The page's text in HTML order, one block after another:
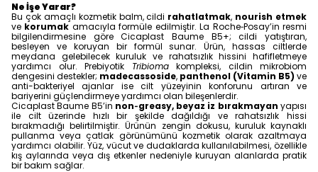
Ne İşe Yarar?
Bu çok amaçlı kozmetik balm, cildi rahatlatmak, nourish etmek
ve korumak amacıyla formüle edilmiştir. La Roche‑Posay’in resmi
bilgilendirmesine göre Cicaplast Baume B5+; cildi yatıştıran,
besleyen ve koruyan bir formül sunar. Ürün, hassas ciltlerde
meydana gelebilecek kuruluk ve rahatsızlık hissini hafifletmeye
yardımcı olur. Prebiyotik Tribiomakompleksi, cildin mikrobiom
dengesini destekler; madecassoside, panthenol (Vitamin B5) ve
anti-bakteriyel ajanlar ise cilt yüzeyinin konforunu artıran ve
bariyerini güçlendirmeye yardımcı olan bileşenlerdir.
Cicaplast Baume B5’in non‑greasy, beyaz iz bırakmayan yapısı
ile cilt üzerinde hızlı bir şekilde dağıldığı ve rahatsızlık hissi
bırakmadığı belirtilmiştir. Ürünün zengin dokusu, kuruluk kaynaklı
pullanma veya çatlak görünümünü kozmetik olarak azaltmaya
yardımcı olabilir. Yüz, vücut ve dudaklarda kullanılabilmesi, özellikle
kış aylarında veya dış etkenler nedeniyle kuruyan alanlarda pratik
bir bakım sağlar.